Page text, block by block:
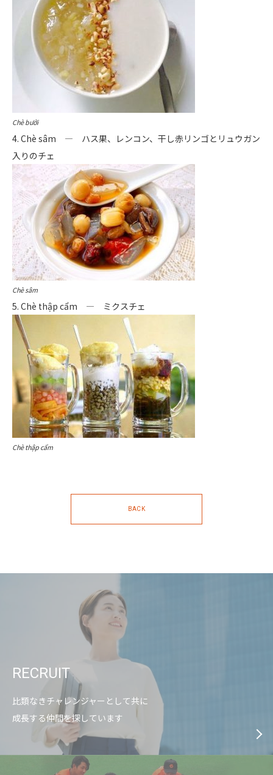
Chè bưởi
4. Chè sâm ― ハス果、レンコン、干し赤リンゴとリュウガン
入りのチェ
Chè sâm
5. Chè thập cẩm ― ミクスチェ
Chè thập cẩm
BACK
RECRUIT
比類なきチャレンジャーとして共に
成長する仲間を探しています